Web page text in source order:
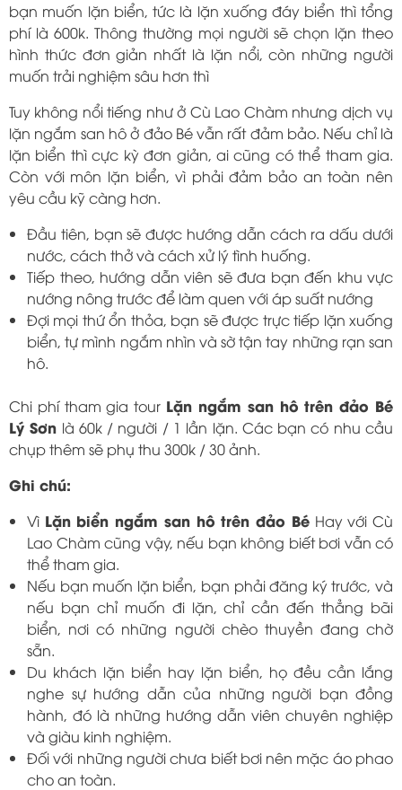
bạn muốn lặn biển, tức là lặn xuống đáy biển thì tổng
phí là 600k. Thông thường mọi người sẽ chọn lặn theo
hình thức đơn giản nhất là lặn nổi, còn những người
muốn trải nghiệm sâu hơn thì
Tuy không nổi tiếng như ở Cù Lao Chàm nhưng dịch vụ
lặn ngắm san hô ở đảo Bé vẫn rất đảm bảo. Nếu chỉ là
lặn biển thì cực kỳ đơn giản, ai cũng có thể tham gia.
Còn với môn lặn biển, vì phải đảm bảo an toàn nên
yêu cầu kỹ càng hơn.
Đầu tiên, bạn sẽ được hướng dẫn cách ra dấu dưới
nước, cách thở và cách xử lý tình huống.
Tiếp theo, hướng dẫn viên sẽ đưa bạn đến khu vực
nướng nông trước để làm quen với áp suất nướng
Đợi mọi thứ ổn thỏa, bạn sẽ được trực tiếp lặn xuống
biển, tự mình ngắm nhìn và sờ tận tay những rạn san
hô.
Chi phí tham gia tour Lặn ngắm san hô trên đảo Bé
Lý Sơn là 60k / người / 1 lần lặn. Các bạn có nhu cầu
chụp thêm sẽ phụ thu 300k / 30 ảnh.
Ghi chú:
Vì Lặn biển ngắm san hô trên đảo BéHay với Cù
Lao Chàm cũng vậy, nếu bạn không biết bơi vẫn có
thể tham gia.
Nếu bạn muốn lặn biển, bạn phải đăng ký trước, và
nếu bạn chỉ muốn đi lặn, chỉ cần đến thẳng bãi
biển, nơi có những người chèo thuyền đang chờ
sẵn.
Du khách lặn biển hay lặn biển, họ đều cần lắng
nghe sự hướng dẫn của những người bạn đồng
hành, đó là những hướng dẫn viên chuyên nghiệp
và giàu kinh nghiệm.
Đối với những người chưa biết bơi nên mặc áo phao
cho an toàn.